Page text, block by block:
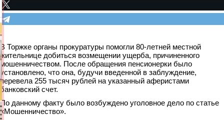
В Торжке органы прокуратуры помогли 80-летней местной
жительнице добиться возмещении ущерба, причиненного
мошенничеством. После обращения пенсионерки было
установлено, что она, будучи введенной в заблуждение,
перевела 255 тысяч рублей на указанный аферистами
банковский счет.
По данному факту было возбуждено уголовное дело по статье
«Мошенничество».